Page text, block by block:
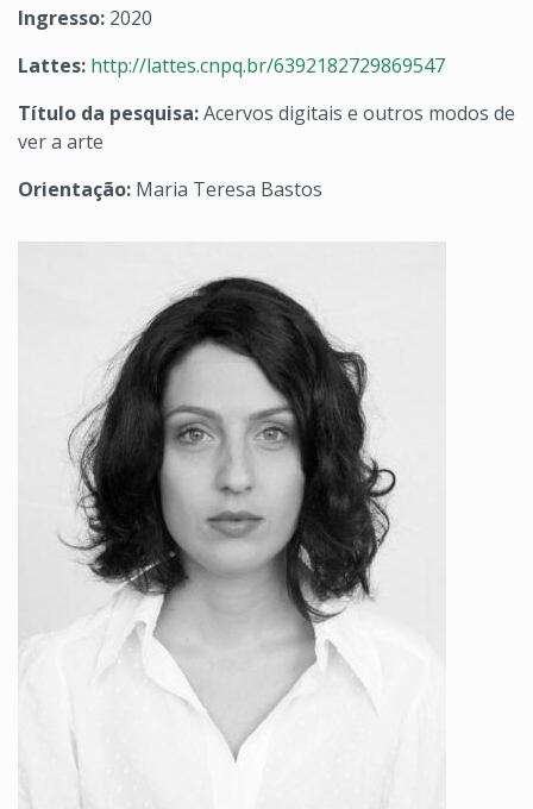
Ingresso: 2020
Lattes: http://lattes.cnpq.br/6392182729869547
Título da pesquisa:Acervos digitais e outros modos de
ver a arte
Orientação: Maria Teresa Bastos